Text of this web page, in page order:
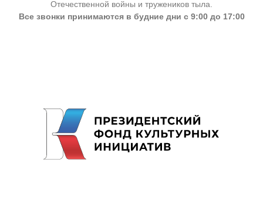
Отечественной войны и тружеников тыла.
Все звонки принимаются в будние дни с 9:00 до 17:00